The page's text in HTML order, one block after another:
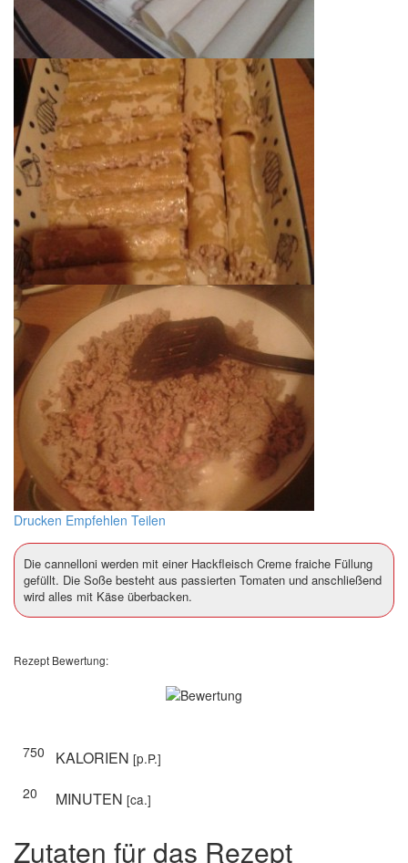
Drucken Empfehlen Teilen
Die cannelloni werden mit einer Hackfleisch Creme fraiche Füllung
gefüllt. Die Soße besteht aus passierten Tomaten und anschließend
wird alles mit Käse überbacken.
Rezept Bewertung:
750 KALORIEN [p.P.]
20
MINUTEN [ca.]
Zutaten für das Rezept